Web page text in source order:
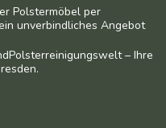
Polstermöbel per
unverbindliches Angebot
– Ihre